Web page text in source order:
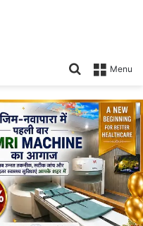
Menu
Search